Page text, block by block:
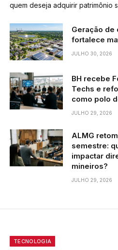
quem deseja adquirir patrimônio
Geração de
fortalece
JULHO 30, 2026
BH recebe
Techs e
como polo
JULHO 29, 2026
ALMG
semestre:
impactar
mineiros?
JULHO 29, 2026
TECNOLOGIA